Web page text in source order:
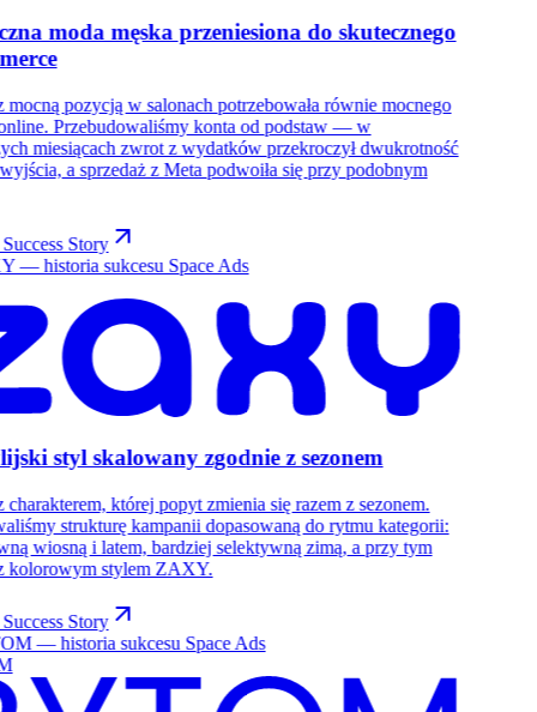
moda męska przeniesiona do skutecznego
mocną pozycją w salonach potrzebowała równie mocnego
Przebudowaliśmy konta od podstaw — w
miesiącach zwrot z wydatków przekroczył dwukrotność
a sprzedaż z Meta podwoiła się przy podobnym
Story
styl skalowany zgodnie z sezonem
charakterem, której popyt zmienia się razem z sezonem.
strukturę kampanii dopasowaną do rytmu kategorii:
wiosną i latem, bardziej selektywną zimą, a przy tym
kolorowym stylem ZAXY.
Story